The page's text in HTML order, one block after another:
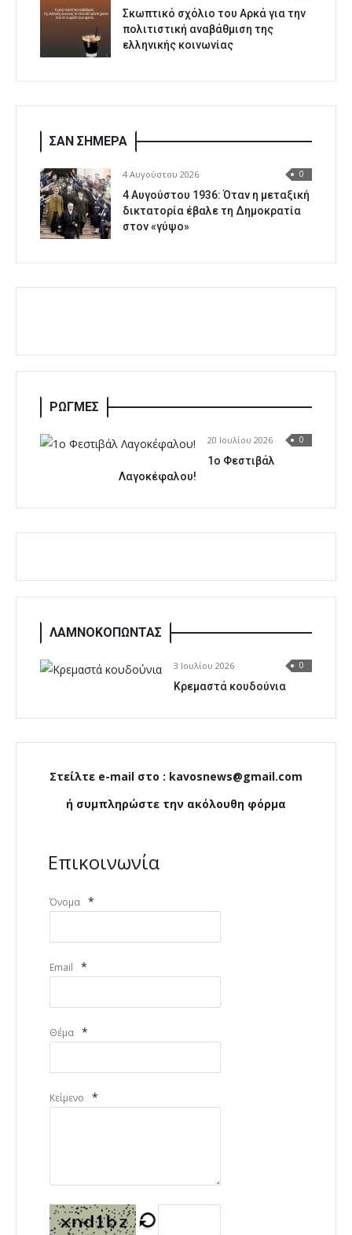
Σκωπτικό σχόλιο του Αρκά για την
πολιτιστική αναβάθμιση της
ελληνικής κοινωνίας
ΣΑΝ ΣΗΜΕΡΑ
4 Αυγούστου 2026 0
4 Αυγούστου 1936: Όταν η μεταξική
δικτατορία έβαλε τη Δημοκρατία
στον «γύψο»
ΡΩΓΜΕΣ
20 Ιουλίου 2026 0
1o Φεστιβάλ
Λαγοκέφαλου!
ΛΑΜΝΟΚΟΠΩΝΤΑΣ
3 Ιουλίου 2026 0
Κρεμαστά κουδούνια
Στείλτε e-mail στο : kavosnews@gmail.com
ή συμπληρώστε την ακόλουθη φόρμα
Επικοινωνία
Όνομα *
Email *
Θέμα *
Κείμενο *